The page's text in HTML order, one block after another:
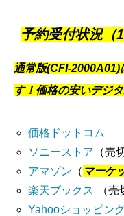
予約受付状況
通常版(CFI-2000A01)
す！価格の安いデジ
価格ドットコム
ソニーストア （売
アマゾン （ マーケ
楽天ブックス
（売
Yahooショッピン